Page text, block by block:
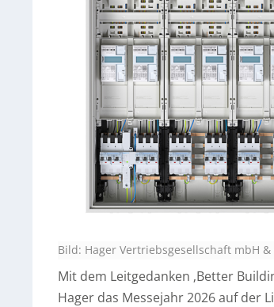
Bild: Hager Vertriebsgesellschaft mbH &
Mit dem Leitgedanken ‚Better
Hager das Messejahr 2026 auf der